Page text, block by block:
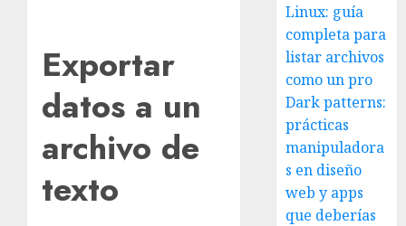
Exportar
datos a un
archivo de
texto
Linux: guía
completa para
listar archivos
como un pro
Dark patterns:
prácticas
manipuladora
s en diseño
web y apps
que deberías